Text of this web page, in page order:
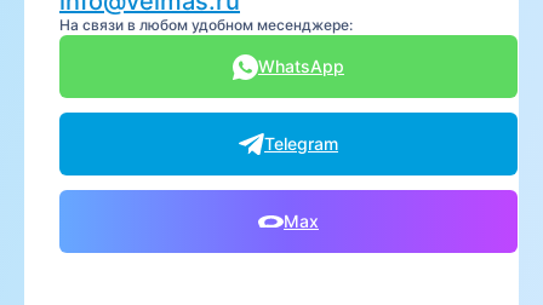
На связи в любом удобном месенджере:
WhatsApp
Telegram
Max